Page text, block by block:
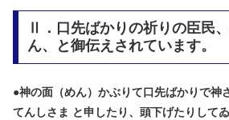
Ⅱ．口先ばかりの祈りの臣民
ん、と御伝えされています。
●神の面（めん）かぶりて口先ばかりで神
てんしさま と申したり、頭下げたりして